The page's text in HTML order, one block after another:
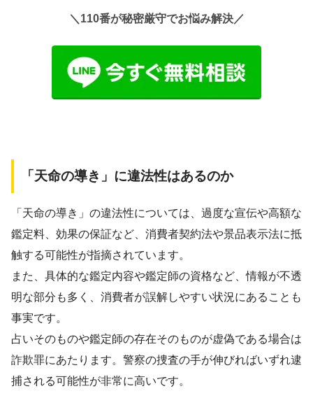
＼110番が秘密厳守でお悩み解決／
「天命の導き」に違法性はあるのか
「天命の導き」の違法性については、過度な宣伝や高額な
鑑定料、効果の保証など、消費者契約法や景品表示法に抵
触する可能性が指摘されています。
また、具体的な鑑定内容や鑑定師の資格など、情報が不透
明な部分も多く、消費者が誤解しやすい状況にあることも
事実です。
占いそのものや鑑定師の存在そのものが虚偽である場合は
詐欺罪にあたります。警察の捜査の手が伸びればいずれ逮
捕される可能性が非常に高いです。